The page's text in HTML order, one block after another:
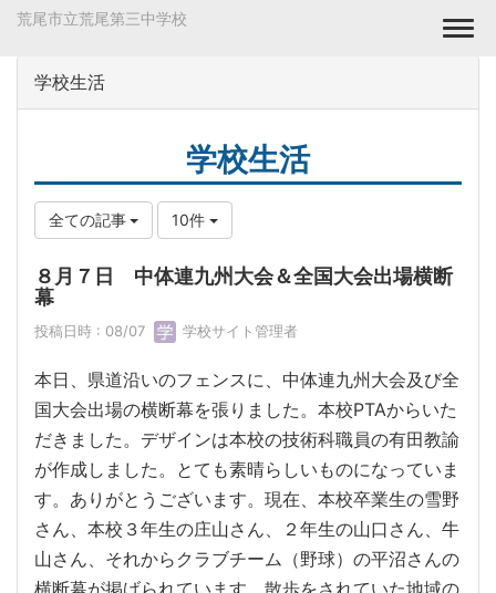
荒尾市立荒尾第三中学校
学校生活
学校生活
全ての記事 10件
８月７日 中体連九州大会＆全国大会出場横断
幕
投稿日時 : 08/07 学校サイト管理者
本日、県道沿いのフェンスに、中体連九州大会及び全
国大会出場の横断幕を張りました。本校PTAからいた
だきました。デザインは本校の技術科職員の有田教諭
が作成しました。とても素晴らしいものになっていま
す。ありがとうございます。現在、本校卒業生の雪野
さん、本校３年生の庄山さん、２年生の山口さん、牛
山さん、それからクラブチーム（野球）の平沼さんの